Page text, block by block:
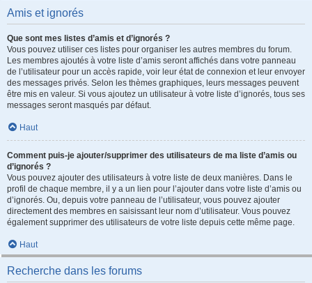
Amis et ignorés
Que sont mes listes d’amis et d’ignorés ?
Vous pouvez utiliser ces listes pour organiser les autres membres du forum.
Les membres ajoutés à votre liste d’amis seront affichés dans votre panneau
de l’utilisateur pour un accès rapide, voir leur état de connexion et leur envoyer
des messages privés. Selon les thèmes graphiques, leurs messages peuvent
être mis en valeur. Si vous ajoutez un utilisateur à votre liste d’ignorés, tous ses
messages seront masqués par défaut.
Haut
Comment puis-je ajouter/supprimer des utilisateurs de ma liste d’amis ou
d’ignorés ?
Vous pouvez ajouter des utilisateurs à votre liste de deux manières. Dans le
profil de chaque membre, il y a un lien pour l’ajouter dans votre liste d’amis ou
d’ignorés. Ou, depuis votre panneau de l’utilisateur, vous pouvez ajouter
directement des membres en saisissant leur nom d’utilisateur. Vous pouvez
également supprimer des utilisateurs de votre liste depuis cette même page.
Haut
Recherche dans les forums